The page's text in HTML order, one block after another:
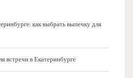
как выбрать выпечку для
встречи в Екатеринбурге